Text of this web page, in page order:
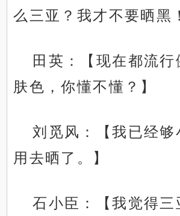
么三亚？我才不要晒黑
田英：【现在都流行
肤色，你懂不懂？】
刘觅风：【我已经够
用去晒了。】
石小臣：【我觉得三